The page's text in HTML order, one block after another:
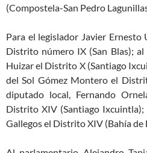
(Compostela-San Pedro
Para el legislador Javier Ernesto
Distrito número IX (San Blas);
Huizar el Distrito X (Santiago
del Sol Gómez Montero el
diputado local, Fernando
Distrito XIV (Santiago
Gallegos el Distrito XIV (Bahía de